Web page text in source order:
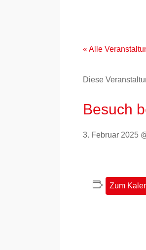
« Alle
Diese
Besuch
3. Februar 2025
Zum